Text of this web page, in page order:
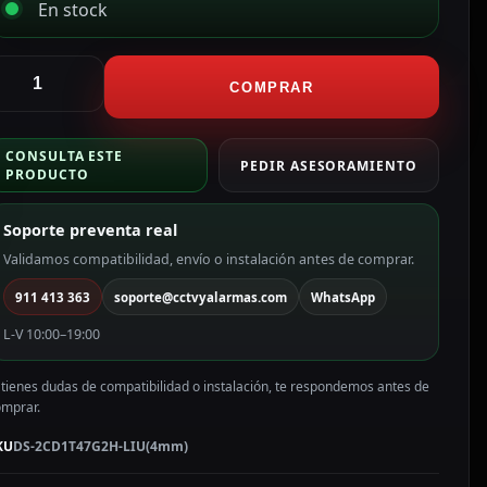
En stock
COMPRAR
CONSULTA ESTE
PRODUCTO
PEDIR ASESORAMIENTO
Soporte preventa real
Validamos compatibilidad, envío o instalación antes de comprar.
911 413 363 soporte@cctvyalarmas.com WhatsApp
L-V 10:00–19:00
dudas de compatibilidad o instalación, te respondemos antes de
DS-2CD1T47G2H-LIU(4mm)